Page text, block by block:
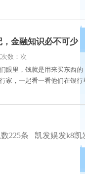
金融知识必不可少
数：次
眼里，钱就是用来买东西
家，一起看一看他们在银
225条 凯发娱发k8凯